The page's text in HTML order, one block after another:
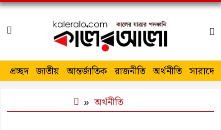
প্রচ্ছদ জাতীয় আন্তর্জাতিক রাজনীতি অর্থনীতি সারাদেশ
অর্থনীতি